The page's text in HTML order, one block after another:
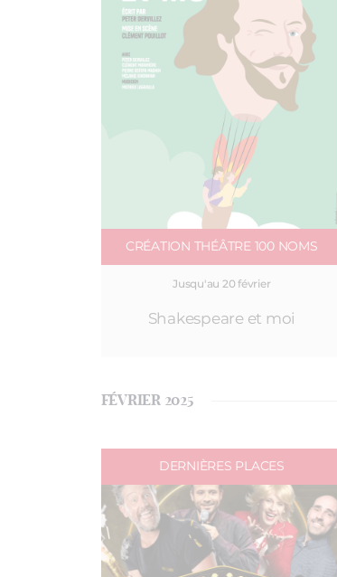
CRÉATION THÉÂTRE 100 NOMS
Jusqu'au 20 février
Shakespeare et moi
FÉVRIER 2025
DERNIÈRES PLACES